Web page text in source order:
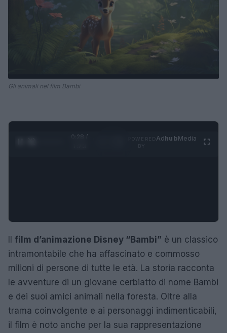
Gli animali nel film Bambi
0:29 /
AdhubMedia
Il film d’animazione Disney “Bambi” è un classico
intramontabile che ha affascinato e commosso
milioni di persone di tutte le età. La storia racconta
le avventure di un giovane cerbiatto di nome Bambi
e dei suoi amici animali nella foresta. Oltre alla
trama coinvolgente e ai personaggi indimenticabili,
il film è noto anche per la sua rappresentazione